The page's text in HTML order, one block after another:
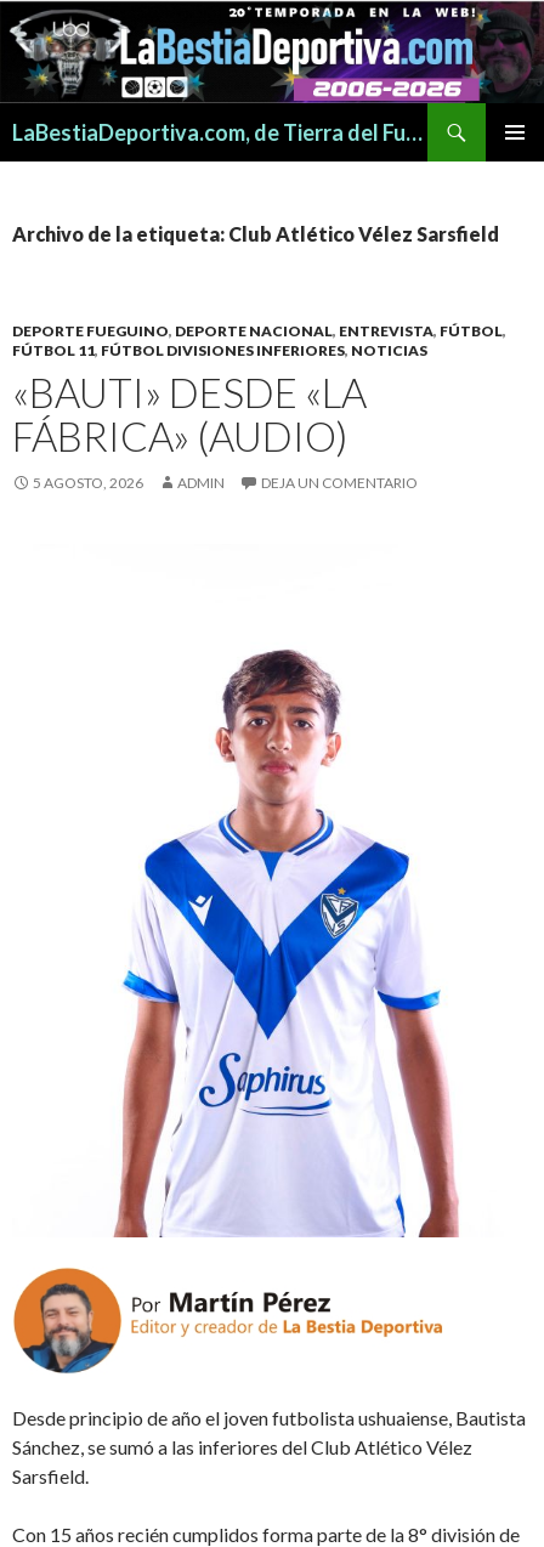
LaBestiaDeportiva.com, de Tierra del Fuego para todo el mundo
Archivo de la etiqueta: Club Atlético Vélez Sarsfield
DEPORTE FUEGUINO, DEPORTE NACIONAL, ENTREVISTA, FÚTBOL,
FÚTBOL 11, FÚTBOL DIVISIONES INFERIORES, NOTICIAS
«BAUTI» DESDE «LA
FÁBRICA» (AUDIO)
5 AGOSTO, 2026 ADMIN DEJA UN COMENTARIO
Desde principio de año el joven futbolista ushuaiense, Bautista
Sánchez, se sumó a las inferiores del Club Atlético Vélez
Sarsfield.
Con 15 años recién cumplidos forma parte de la 8° división de